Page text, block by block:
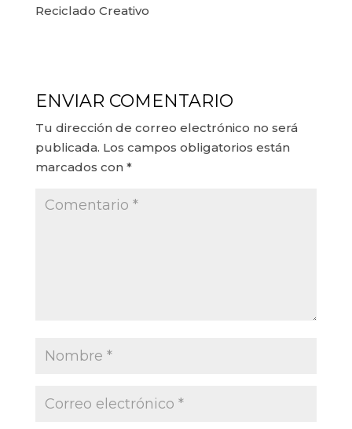
Reciclado Creativo
ENVIAR COMENTARIO
Tu dirección de correo electrónico no será
publicada. Los campos obligatorios están
marcados con *